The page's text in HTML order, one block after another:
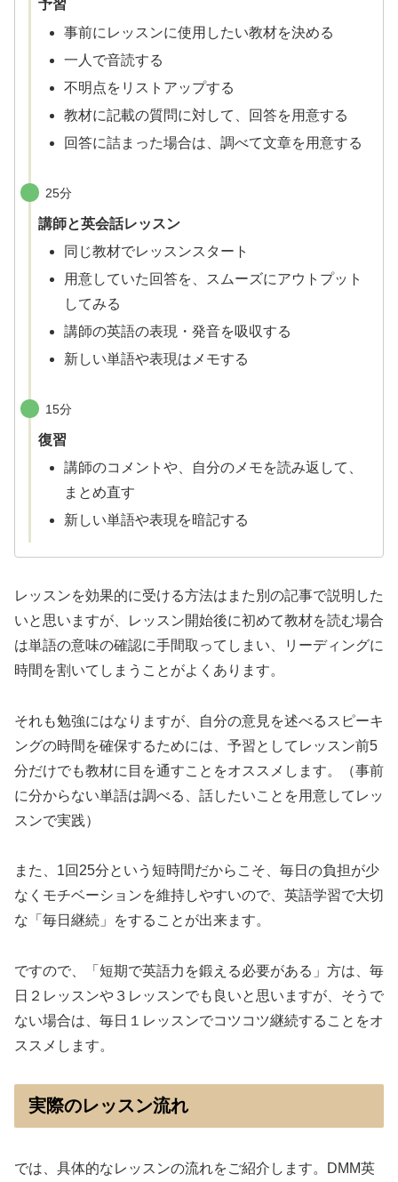
予習
事前にレッスンに使用したい教材を決める
一人で音読する
不明点をリストアップする
教材に記載の質問に対して、回答を用意する
回答に詰まった場合は、調べて文章を用意する
25分
講師と英会話レッスン
同じ教材でレッスンスタート
用意していた回答を、スムーズにアウトプット
してみる
講師の英語の表現・発音を吸収する
新しい単語や表現はメモする
15分
復習
講師のコメントや、自分のメモを読み返して、
まとめ直す
新しい単語や表現を暗記する
レッスンを効果的に受ける方法はまた別の記事で説明した
いと思いますが、レッスン開始後に初めて教材を読む場合
は単語の意味の確認に手間取ってしまい、リーディングに
時間を割いてしまうことがよくあります。
それも勉強にはなりますが、自分の意見を述べるスピーキ
ングの時間を確保するためには、予習としてレッスン前5
分だけでも教材に目を通すことをオススメします。（事前
に分からない単語は調べる、話したいことを用意してレッ
スンで実践）
また、1回25分という短時間だからこそ、毎日の負担が少
なくモチベーションを維持しやすいので、英語学習で大切
な「毎日継続」をすることが出来ます。
ですので、「短期で英語力を鍛える必要がある」方は、毎
日２レッスンや３レッスンでも良いと思いますが、そうで
ない場合は、毎日１レッスンでコツコツ継続することをオ
ススメします。
実際のレッスン流れ
では、具体的なレッスンの流れをご紹介します。DMM英